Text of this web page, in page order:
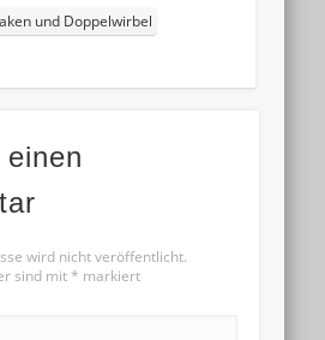
und Doppelwirbel
wird nicht veröffentlicht.
sind mit * markiert